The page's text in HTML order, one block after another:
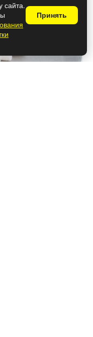
сайта.
Принять